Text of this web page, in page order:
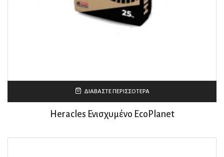
ΔΙΑΒΆΣΤΕ ΠΕΡΙΣΣΌΤΕΡΑ
Heracles Ενισχυμένο EcoPlanet